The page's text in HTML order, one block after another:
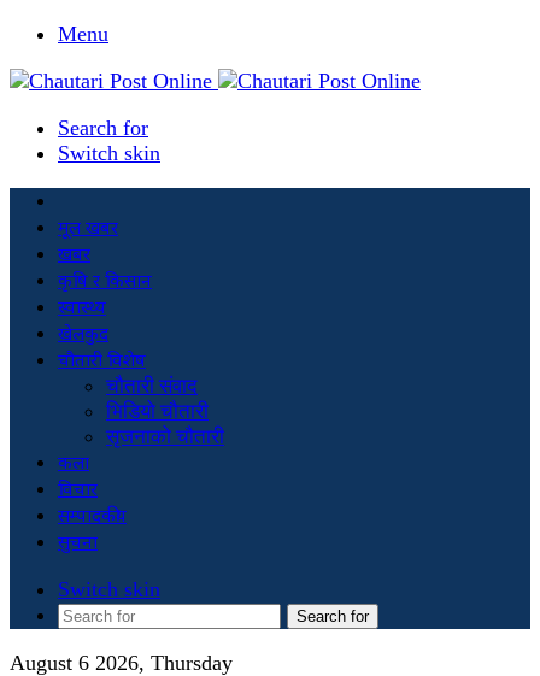
Menu
Search for
Switch skin
मूल खबर
खबर
कृषि र किसान
स्वास्थ्य
खेलकुद
चौतारी विशेष
चौतारी संवाद
भिडियो चौतारी
सृजनाको चौतारी
कला
विचार
सम्पादकीय
सुचना
Switch skin
Search for
August 6 2026, Thursday